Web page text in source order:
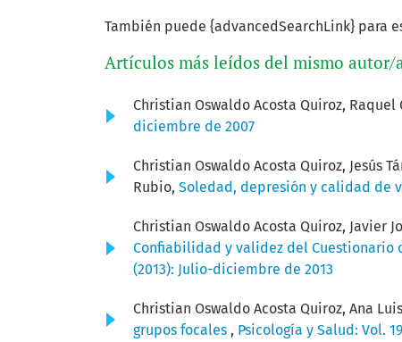
También puede {advancedSearchLink} para
Artículos más leídos del mismo autor/a
Christian Oswaldo Acosta Quiroz, Raquel
diciembre de 2007
Christian Oswaldo Acosta Quiroz, Jesús
Rubio, Soledad, depresión y calidad de
Christian Oswaldo Acosta Quiroz, Javier
Confiabilidad y validez del Cuestionario
(2013): Julio-diciembre de 2013
Christian Oswaldo Acosta Quiroz, Ana
grupos focales , Psicología y Salud: Vol.